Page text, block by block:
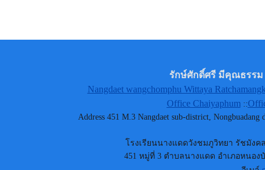
รักษ์ศักดิ์ศรี มีคุณธรรม
Nangdaet wangchomphu Wittaya
Office Chaiyaphum::
Address 451 M.3 Nangdaet sub-district,
โรงเรียนนางแดดวังชมภูวิทยา รัชมัง
451 หมู่ที่ 3 ตำบลนางแดด อำเภอหนอง